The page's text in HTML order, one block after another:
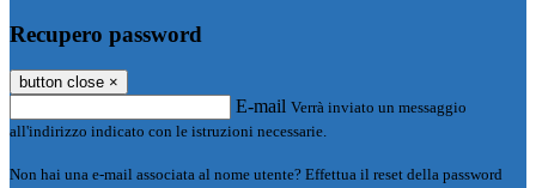
Recupero password
button close ×
E-mail Verrà inviato un messaggio
all'indirizzo indicato con le istruzioni necessarie.
Non hai una e-mail associata al nome utente? Effettua il reset della password